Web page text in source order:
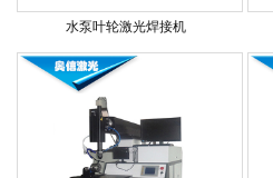
水泵叶轮激光焊接机